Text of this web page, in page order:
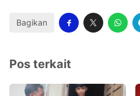
Bagikan
Pos terkait